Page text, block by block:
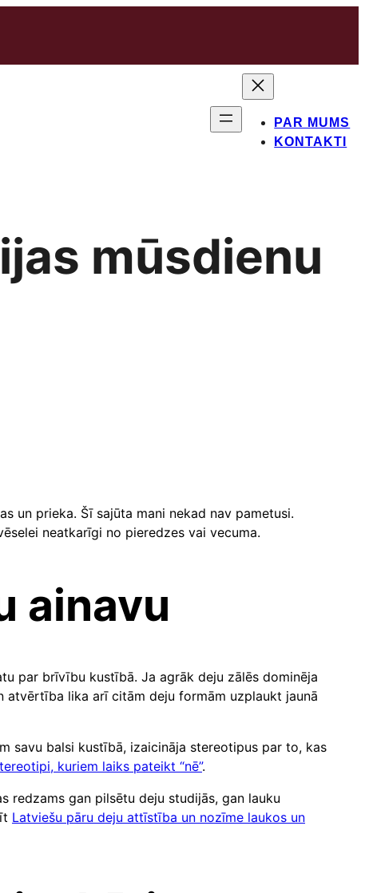
PAR MUMS
KONTAKTI
mūsdienu
un prieka. Šī sajūta mani nekad nav pametusi.
neatkarīgi no pieredzes vai vecuma.
ainavu
par brīvību kustībā. Ja agrāk deju zālēs dominēja
lika arī citām deju formām uzplaukt jaunā
savu balsi kustībā, izaicināja stereotipus par to, kas
kuriem laiks pateikt “nē”.
redzams gan pilsētu deju studijās, gan lauku
Latviešu pāru deju attīstība un nozīme laukos un